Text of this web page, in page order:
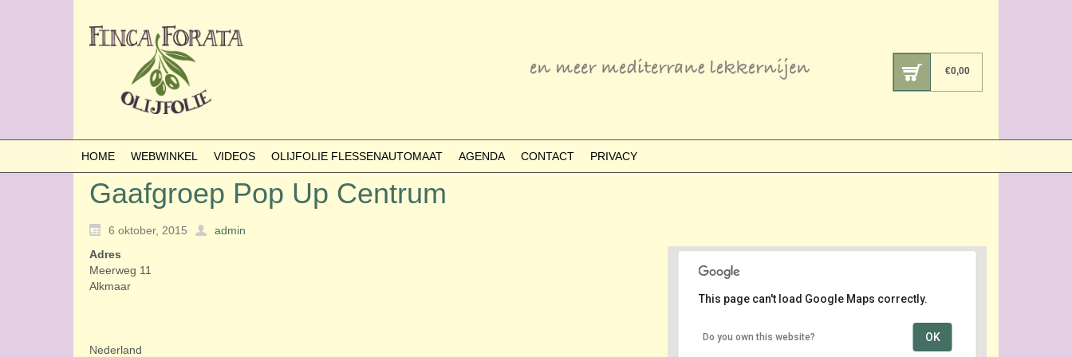
€0,00
HOME WEBWINKEL VIDEOS OLIJFOLIE FLESSENAUTOMAAT AGENDA CONTACT PRIVACY
Gaafgroep Pop Up Centrum
6 oktober, 2015 admin
Gaafgroep Pop Up Centrum
This page can't load Google Maps correctly.
Do you own this website? OK
Adres
Meerweg 11
Alkmaar
Nederland